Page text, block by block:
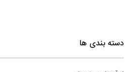
دسته بندی ها